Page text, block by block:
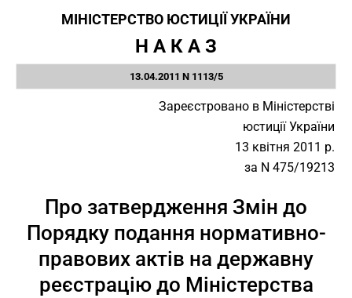
МІНІСТЕРСТВО ЮСТИЦІЇ УКРАЇНИ
Н А К А З
13.04.2011 N 1113/5
Зареєстровано в Міністерстві
юстиції України
13 квітня 2011 р.
за N 475/19213
Про затвердження Змін до
Порядку подання нормативно-
правових актів на державну
реєстрацію до Міністерства